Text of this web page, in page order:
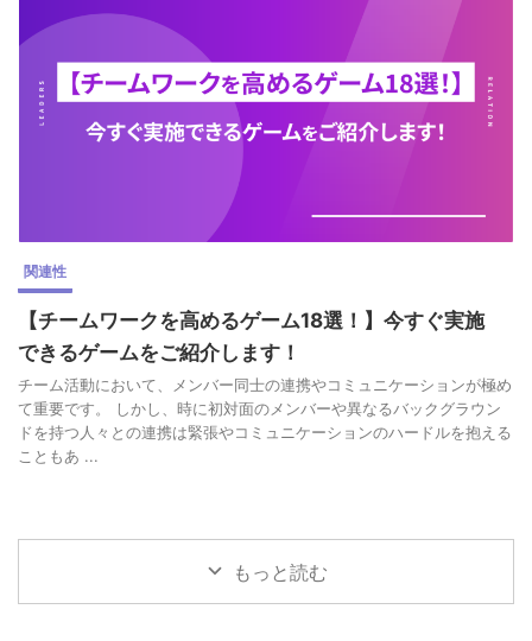
関連性
【チームワークを高めるゲーム18選！】今すぐ実施
できるゲームをご紹介します！
チーム活動において、メンバー同士の連携やコミュニケーションが極め
て重要です。 しかし、時に初対面のメンバーや異なるバックグラウン
ドを持つ人々との連携は緊張やコミュニケーションのハードルを抱える
こともあ ...
もっと読む